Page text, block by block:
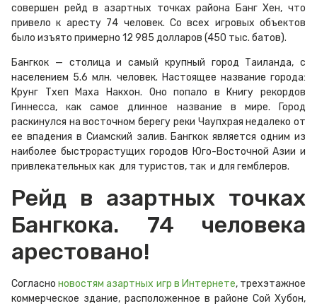
совершен рейд в азартных точках района Банг Хен, что
привело к аресту 74 человек. Со всех игровых объектов
было изъято примерно 12 985 долларов (450 тыс. батов).
Бангкок — столица и самый крупный город Таиланда, с
населением 5.6 млн. человек. Настоящее название города:
Крунг Тхеп Маха Накхон. Оно попало в Книгу рекордов
Гиннесса, как самое длинное название в мире. Город
раскинулся на восточном берегу реки Чаупхрая недалеко от
ее впадения в Сиамский залив. Бангкок является одним из
наиболее быстрорастущих городов Юго-Восточной Азии и
привлекательных как для туристов, так и для гемблеров.
Рейд в азартных точках
Бангкока. 74 человека
арестовано!
Согласноновостям азартных игр в Интернете, трехэтажное
коммерческое здание, расположенное в районе Сой Хубон,